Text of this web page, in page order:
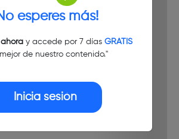
esperes más!
y accede por 7 días GRATIS
de nuestro contenido."
Inicia sesión